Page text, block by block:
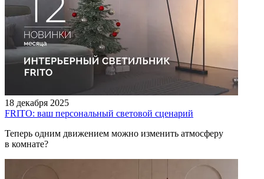
18 декабря 2025
FRITO: ваш персональный световой сценарий
Теперь одним движением можно изменить атмосферу
в комнате?